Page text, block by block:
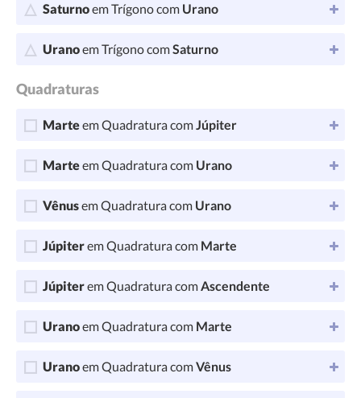
Saturnoem Trígono com Urano
Uranoem Trígono comSaturno
Quadraturas
Marteem Quadratura comJúpiter
Marteem Quadratura com Urano
Vênusem Quadratura com Urano
Júpiterem Quadratura com Marte
Júpiterem Quadratura comAscendente
Uranoem Quadratura com Marte
Uranoem Quadratura comVênus